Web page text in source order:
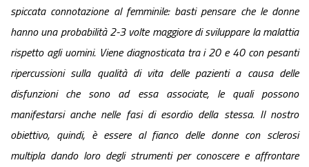
spiccata connotazione al femminile: basti pensare che le donne
hanno una probabilità 2-3 volte maggiore di sviluppare la malattia
rispetto agli uomini. Viene diagnosticata tra i 20 e 40 con pesanti
ripercussioni sulla qualità di vita delle pazienti a causa delle
disfunzioni che sono ad essa associate, le quali possono
manifestarsi anche nelle fasi di esordio della stessa. Il nostro
obiettivo, quindi, è essere al fianco delle donne con sclerosi
multipla dando loro degli strumenti per conoscere e affrontare